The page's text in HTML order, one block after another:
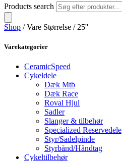
Products search
Shop / Vare Størrelse / 25''
Varekategorier
CeramicSpeed
Cykeldele
Dæk Mtb
Dæk Race
Roval Hjul
Sadler
Slanger & tilbehør
Specialized Reservedele
Styr/Sadelpinde
Styrbånd/Håndtag
Cykeltilbehør